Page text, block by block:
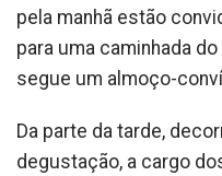
pela manhã estão
para uma caminhada
segue um almoço-
Da parte da tarde,
degustação, a cargo